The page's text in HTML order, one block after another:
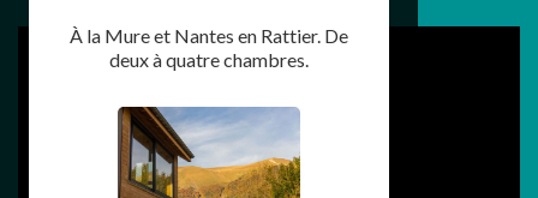
À la Mure et Nantes en Rattier. De
deux à quatre chambres.